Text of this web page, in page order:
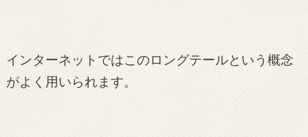
インターネットではこのロングテールという概念
がよく用いられます。